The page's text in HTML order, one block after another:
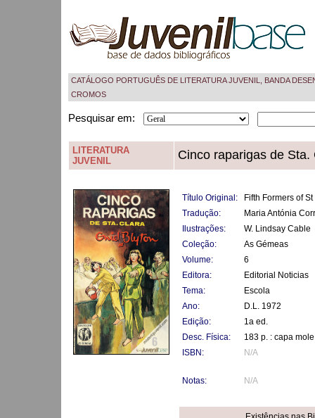
CATÁLOGO PORTUGUÊS DE LITERATURA JUVENIL, BANDA
CROMOS
Pesquisar em:
LITERATURA
JUVENIL
Cinco raparigas de Sta.
Título Original:
Fifth Formers of
Tradução:
Maria Antónia
Ilustrações:
W. Lindsay Cable
Coleção:
As Gémeas
Volume:
6
Editora:
Editorial Noticias
Tema:
Escola
Ano:
D.L. 1972
Edição:
1a ed.
Desc. Física:
183 p. : capa
ISBN:
N/A
Notas: N/A